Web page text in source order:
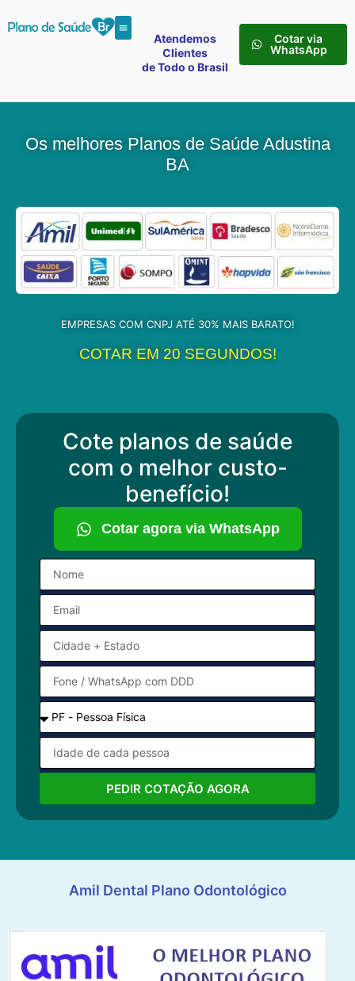
Atendemos
Clientes
de Todo o Brasil
Cotar via
WhatsApp
Os melhores Planos de Saúde Adustina
BA
EMPRESAS COM CNPJ ATÉ 30% MAIS BARATO!
COTAR EM 20 SEGUNDOS!​
Cote planos de saúde
com o melhor custo-
benefício!
Cotar agora via WhatsApp
PEDIR COTAÇÃO AGORA
Amil Dental Plano Odontológico